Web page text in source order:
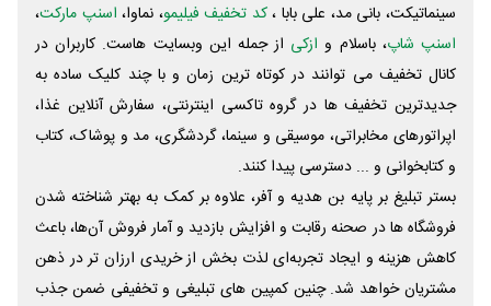
سینماتیکت، بانی مد، علی‌ بابا ،کد تخفیف فیلیمو، نماوا، اسنپ مارکت،
اسنپ شاپ، باسلام و ازکی از جمله این وبسایت ‌هاست. کاربران در
کانال تخفیف می توانند در کوتاه ترین زمان و با چند کلیک ساده به
جدیدترین تخفیف ها در گروه تاکسی اینترنتی، سفارش آنلاین غذا،
اپراتورهای مخابراتی، موسیقی و سینما، گردشگری، مد و پوشاک، کتاب
و کتابخوانی و ... دسترسی پیدا کنند.
بستر تبلیغ بر پایه بن هدیه و آفر، علاوه بر کمک به بهتر شناخته شدن
فروشگاه ها در صحنه رقابت و افزایش بازدید و آمار فروش آن‌ها، باعث
کاهش هزینه و ایجاد تجربه‌ای لذت بخش از خریدی ارزان تر در ذهن
مشتریان خواهد شد. چنین کمپین های تبلیغی و تخفیفی ضمن جذب